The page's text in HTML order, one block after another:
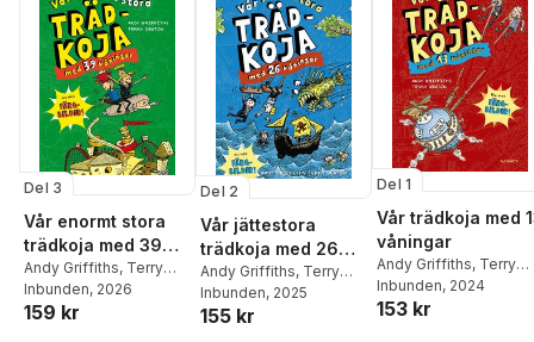
Del 3
Vår enormt stora
trädkoja med 39
våningar: i färg
Andy Griffiths, Terry
Denton
Inbunden, 2026
159 kr
Del 2
Vår jättestora
trädkoja med 26
våningar : i färg
Andy Griffiths, Terry
Denton
Inbunden, 2025
155 kr
Del 1
Vår trädkoja med
våningar
Andy Griffiths, Terry
Denton
Inbunden, 2024
153 kr